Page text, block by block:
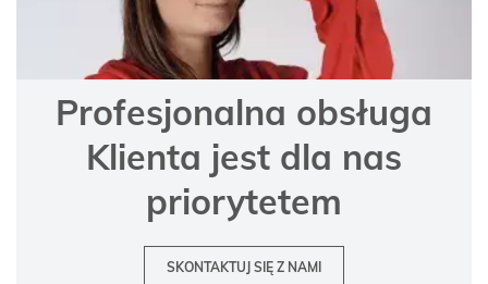
Profesjonalna obsługa
Klienta jest dla nas
priorytetem
SKONTAKTUJ SIĘ Z NAMI